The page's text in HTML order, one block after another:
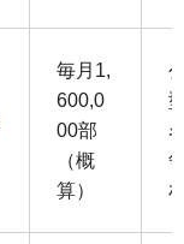
毎月1,
600,0
00部
（概
算）